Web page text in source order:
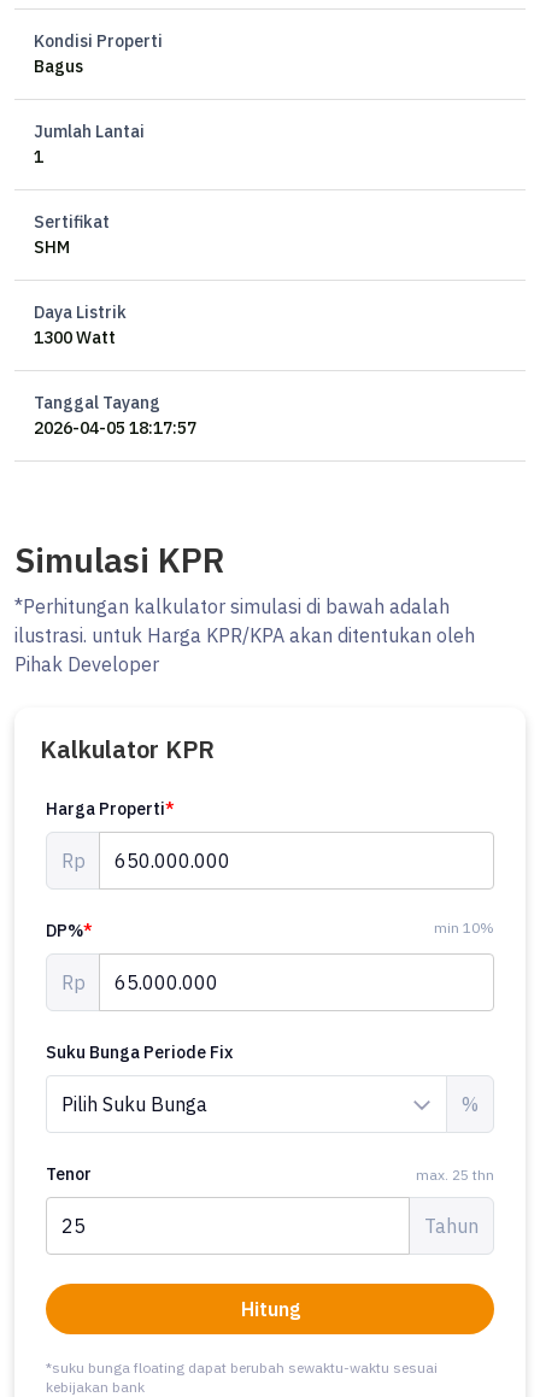
Kondisi Properti
Bagus
Jumlah Lantai
1
Sertifikat
SHM
Daya Listrik
1300 Watt
Tanggal Tayang
2026-04-05 18:17:57
Simulasi KPR
*Perhitungan kalkulator simulasi di bawah adalah
ilustrasi. untuk Harga KPR/KPA akan ditentukan oleh
Pihak Developer
Kalkulator KPR
Harga Properti*
Rp
DP%* min 10%
Rp
Suku Bunga Periode Fix
%
Tenor max. 25 thn
Tahun
Hitung
*suku bunga floating dapat berubah sewaktu-waktu sesuai
kebijakan bank